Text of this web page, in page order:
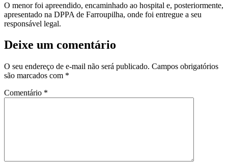
O menor foi apreendido, encaminhado ao hospital e, posteriormente,
apresentado na DPPA de Farroupilha, onde foi entregue a seu
responsável legal.
Deixe um comentário
O seu endereço de e-mail não será publicado. Campos obrigatórios
são marcados com *
Comentário *